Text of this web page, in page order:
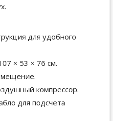
для удобного
× 53 × 76 см.
компрессор.
для подсчета